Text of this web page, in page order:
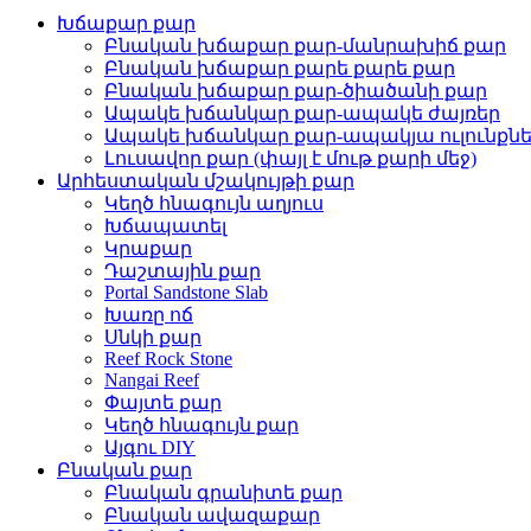
Խճաքար քար
Բնական խճաքար քար-մանրախիճ քար
Բնական խճաքար քարե քարե քար
Բնական խճաքար քար-ծիածանի քար
Ապակե խճանկար քար-ապակե ժայռեր
Ապակե խճանկար քար-ապակյա
Լուսավոր քար (փայլ է մութ քարի մեջ)
Արհեստական ​​մշակույթի քար
Կեղծ հնագույն աղյուս
Խճապատել
Կրաքար
Դաշտային քար
Portal Sandstone Slab
Խառը ոճ
Սնկի քար
Reef Rock Stone
Nangai Reef
Փայտե քար
Կեղծ հնագույն քար
Այգու DIY
Բնական քար
Բնական գրանիտե քար
Բնական ավազաքար